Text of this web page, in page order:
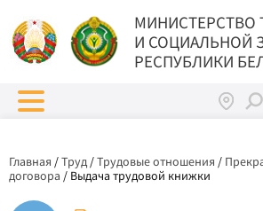
МИНИСТЕРСТВО
И СОЦИАЛЬНОЙ
РЕСПУБЛИКИ
Главная /Труд/Трудовые отношения /
договора / Выдача трудовой книжки